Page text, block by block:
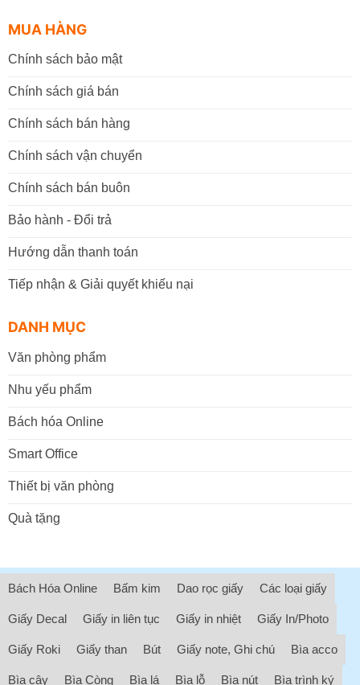
MUA HÀNG
Chính sách bảo mật
Chính sách giá bán
Chính sách bán hàng
Chính sách vận chuyển
Chính sách bán buôn
Bảo hành - Đổi trả
Hướng dẫn thanh toán
Tiếp nhận & Giải quyết khiếu nại
DANH MỤC
Văn phòng phẩm
Nhu yếu phẩm
Bách hóa Online
Smart Office
Thiết bị văn phòng
Quà tặng
Bách Hóa Online Bấm kim Dao rọc giấy Các loại giấy
Giấy Decal Giấy in liên tục Giấy in nhiệt Giấy In/Photo
Giấy Roki Giấy than Bút Giấy note, Ghi chú Bìa acco
Bìa cây Bìa Còng Bìa lá Bìa lỗ Bìa nút Bìa trình ký